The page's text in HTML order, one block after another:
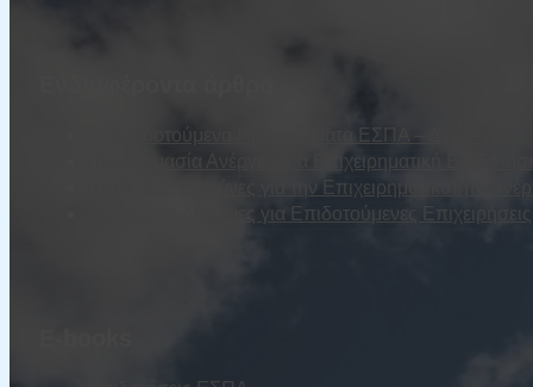
Τα Επιδοτούμενα Προγράμματα ΕΣΠΑ – ΔΥΠΑ
Προετοιμασία Ανέργου για Επιχειρηματική
Επιλέξιμες Δαπάνες για την Επιχειρηματικότητα
Επιλέξιμες Δαπάνες για Επιδοτούμενες